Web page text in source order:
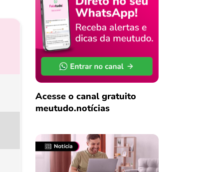
Acesse o canal gratuito
meutudo.notícias